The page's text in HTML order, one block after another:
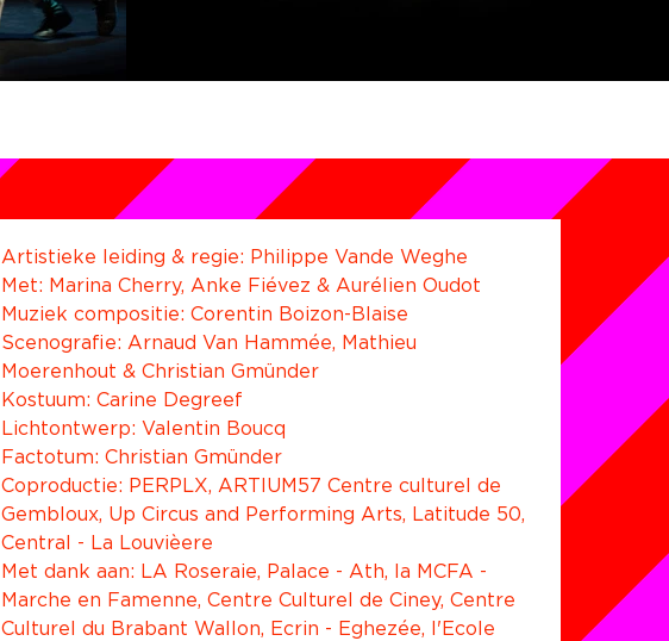
Artistieke leiding & regie: Philippe Vande Weghe
Met: Marina Cherry, Anke Fiévez & Aurélien Oudot
Muziek compositie: Corentin Boizon-Blaise
Scenografie: Arnaud Van Hammée, Mathieu
Moerenhout & Christian Gmünder
Kostuum: Carine Degreef
Lichtontwerp: Valentin Boucq
Factotum: Christian Gmünder
Coproductie: PERPLX, ARTIUM57 Centre culturel de
Gembloux, Up Circus and Performing Arts, Latitude 50,
Central - La Louvièere
Met dank aan: LA Roseraie, Palace - Ath, la MCFA -
Marche en Famenne, Centre Culturel de Ciney, Centre
Culturel du Brabant Wallon, Ecrin - Eghezée, l'Ecole